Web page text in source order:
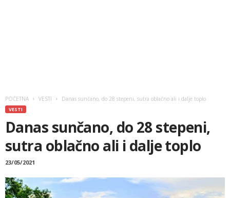
POČETNA VESTI Danas sunčano, do 28 stepeni, sutra oblačno ali i dalje toplo
VESTI
Danas sunčano, do 28 stepeni,
sutra oblačno ali i dalje toplo
23/05/2021